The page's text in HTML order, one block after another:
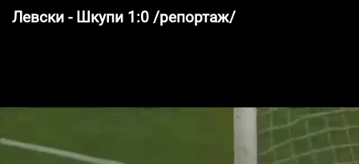
Левски - Шкупи 1:0 /репортаж/